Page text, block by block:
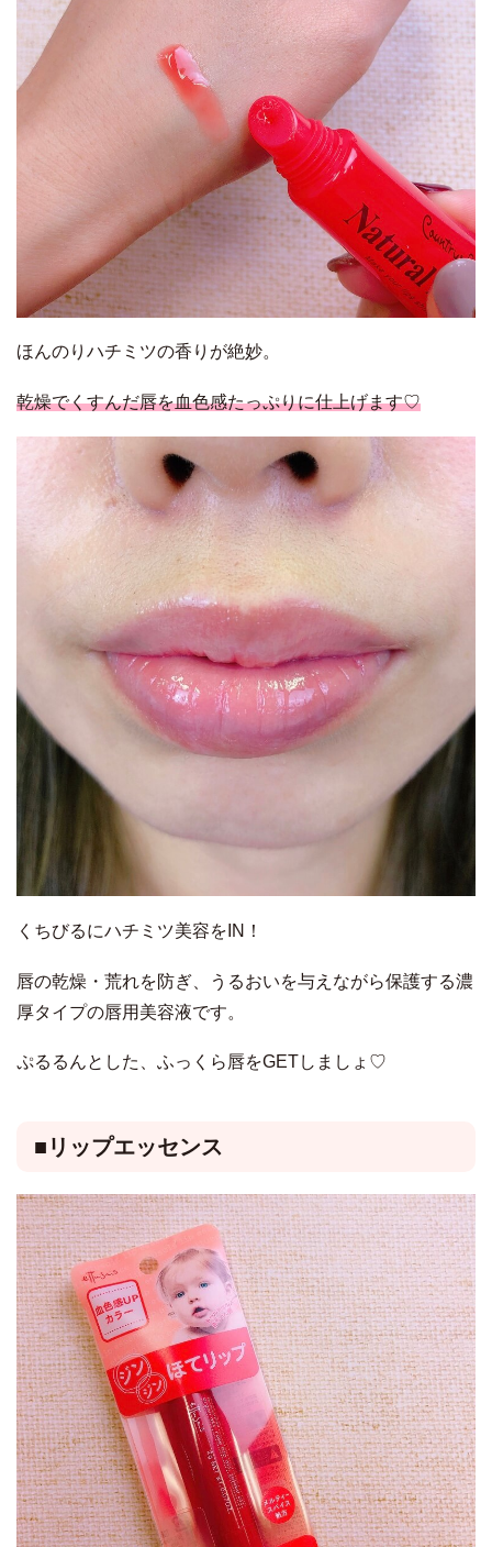
ほんのりハチミツの香りが絶妙。
乾燥でくすんだ唇を血色感たっぷりに仕上げます♡
くちびるにハチミツ美容をIN！
唇の乾燥・荒れを防ぎ、うるおいを与えながら保護する濃
厚タイプの唇用美容液です。
ぷるるんとした、ふっくら唇をGETしましょ♡
■リップエッセンス